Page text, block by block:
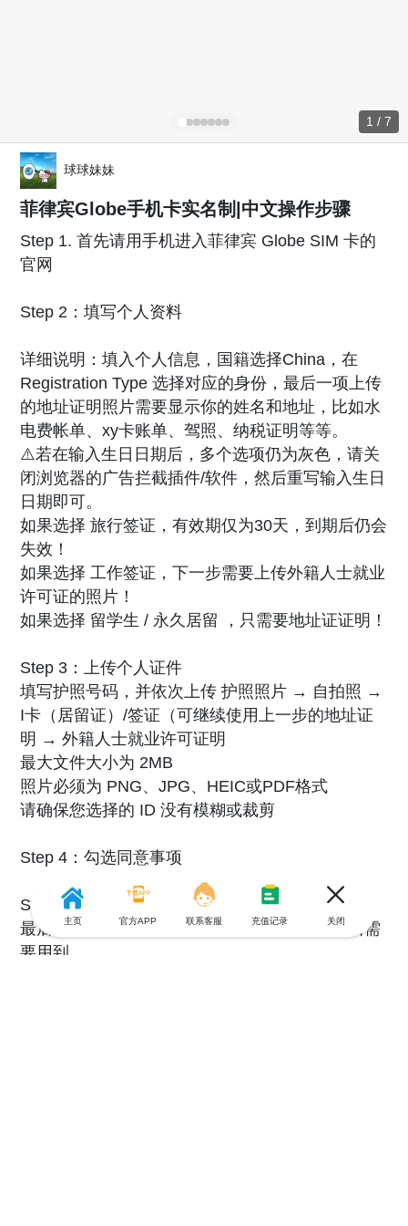
1 / 7
球球妹妹
菲律宾Globe手机卡实名制|中文操作步骤
Step 1. 首先请用手机进入菲律宾 Globe SIM 卡的
官网
Step 2：填写个人资料
详细说明：填入个人信息，国籍选择China，在
Registration Type 选择对应的身份，最后一项上传
的地址证明照片需要显示你的姓名和地址，比如水
电费帐单、xy卡账单、驾照、纳税证明等等。
⚠️若在输入生日日期后，多个选项仍为灰色，请关
闭浏览器的广告拦截插件/软件，然后重写输入生日
日期即可。
如果选择 旅行签证，有效期仅为30天，到期后仍会
失效！
如果选择 工作签证，下一步需要上传外籍人士就业
许可证的照片！
如果选择 留学生 / 永久居留 ，只需要地址证证明！
Step 3：上传个人证件
填写护照号码，并依次上传 护照照片 → 自拍照 →
I卡（居留证）/签证（可继续使用上一步的地址证
明 → 外籍人士就业许可证明
最大文件大小为 2MB
照片必须为 PNG、JPG、HEIC或PDF格式
请确保您选择的 ID 没有模糊或裁剪
Step 4：勾选同意事项
Step 5：注册完成
最后会生成一个参考号，最好截图保存以防以后需
要用到。
主页 官方APP 联系客服 充值记录 关闭